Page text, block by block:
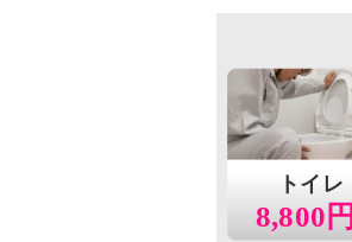
8,800円
トイレ